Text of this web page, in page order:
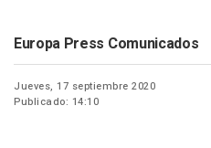
Europa Press Comunicados
Jueves, 17 septiembre 2020
Publicado: 14:10